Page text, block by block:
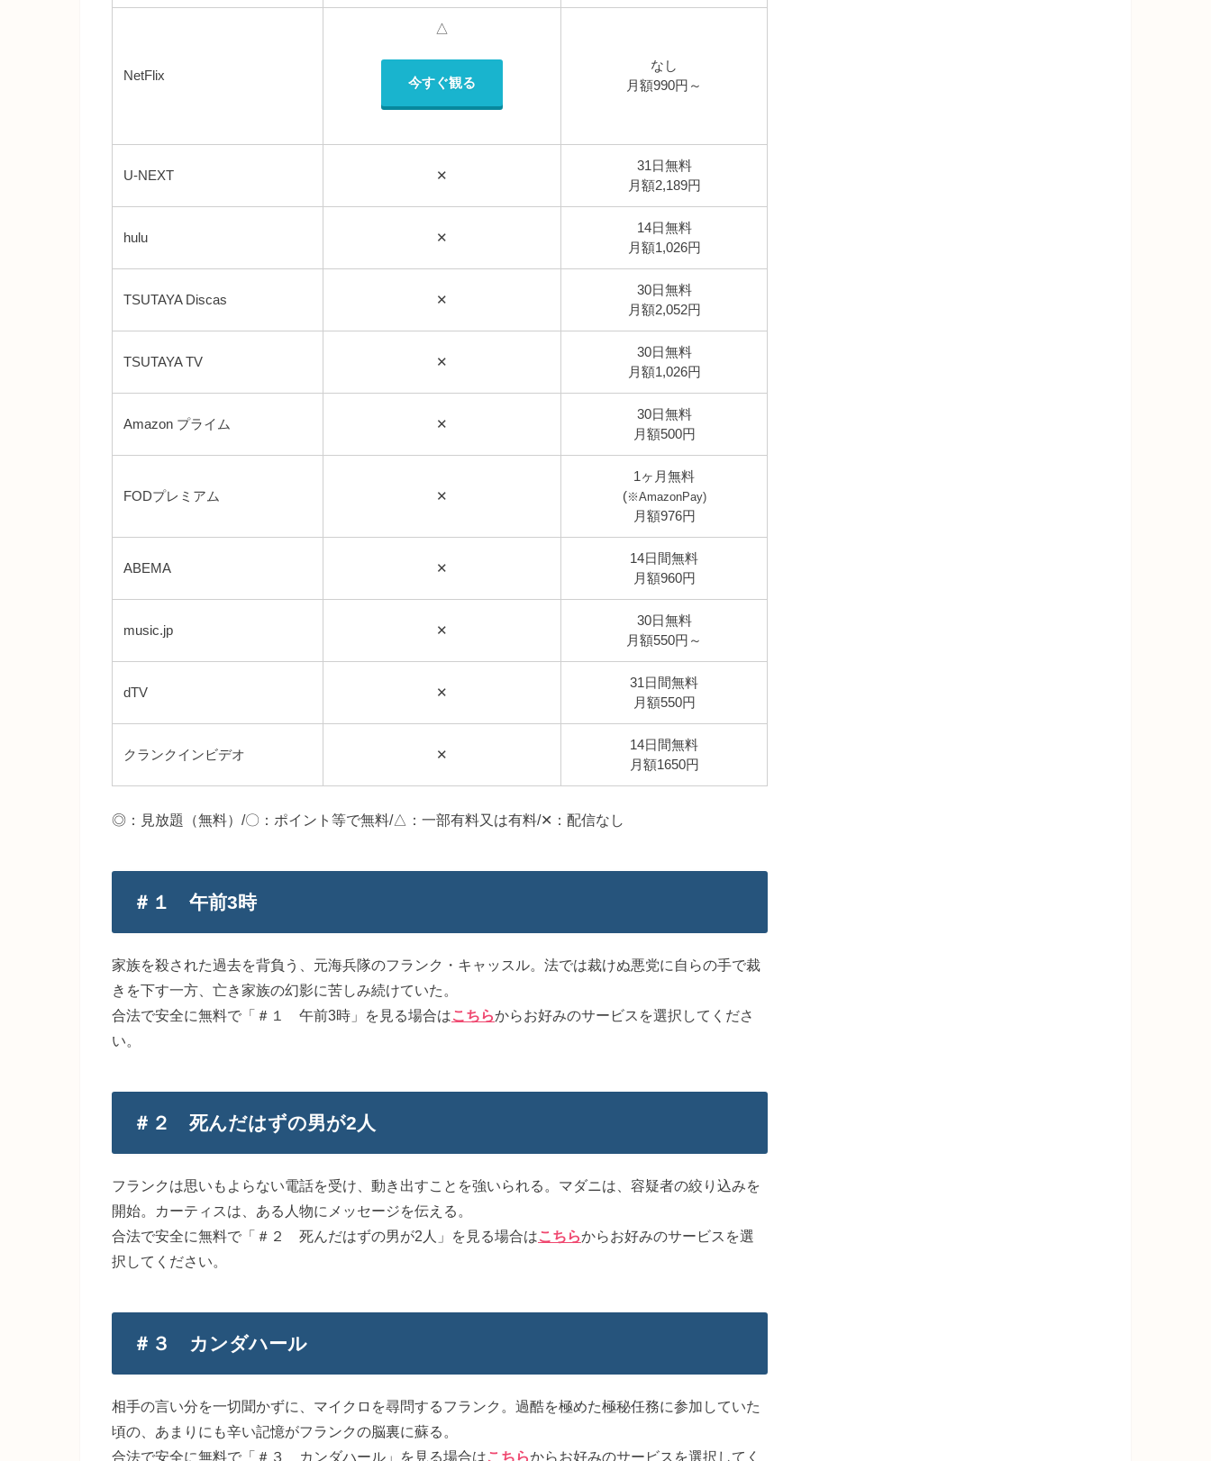
NetFlix
△
今すぐ観る
なし
月額990円～
U-NEXT ✕
31日無料
月額2,189円
hulu ✕
14日無料
月額1,026円
TSUTAYA Discas ✕
30日無料
月額2,052円
TSUTAYA TV ✕
30日無料
月額1,026円
Amazon プライム ✕
30日無料
月額500円
FODプレミアム ✕
1ヶ月無料
(※AmazonPay)
月額976円
ABEMA ✕
14日間無料
月額960円
music.jp ✕
30日無料
月額550円～
dTV ✕
31日間無料
月額550円
クランクインビデオ ✕
14日間無料
月額1650円
◎：見放題（無料）/〇：ポイント等で無料/△：一部有料又は有料/✕：配信なし
＃１ 午前3時
家族を殺された過去を背負う、元海兵隊のフランク・キャッスル。法では裁けぬ悪党に自らの手で裁
きを下す一方、亡き家族の幻影に苦しみ続けていた。
合法で安全に無料で「＃１ 午前3時」を見る場合はこちらからお好みのサービスを選択してくださ
い。
＃２ 死んだはずの男が2人
フランクは思いもよらない電話を受け、動き出すことを強いられる。マダニは、容疑者の絞り込みを
開始。カーティスは、ある人物にメッセージを伝える。
合法で安全に無料で「＃２ 死んだはずの男が2人」を見る場合はこちらからお好みのサービスを選
択してください。
＃３ カンダハール
相手の言い分を一切聞かずに、マイクロを尋問するフランク。過酷を極めた極秘任務に参加していた
頃の、あまりにも辛い記憶がフランクの脳裏に蘇る。
合法で安全に無料で「＃３ カンダハール」を見る場合はこちらからお好みのサービスを選択してく